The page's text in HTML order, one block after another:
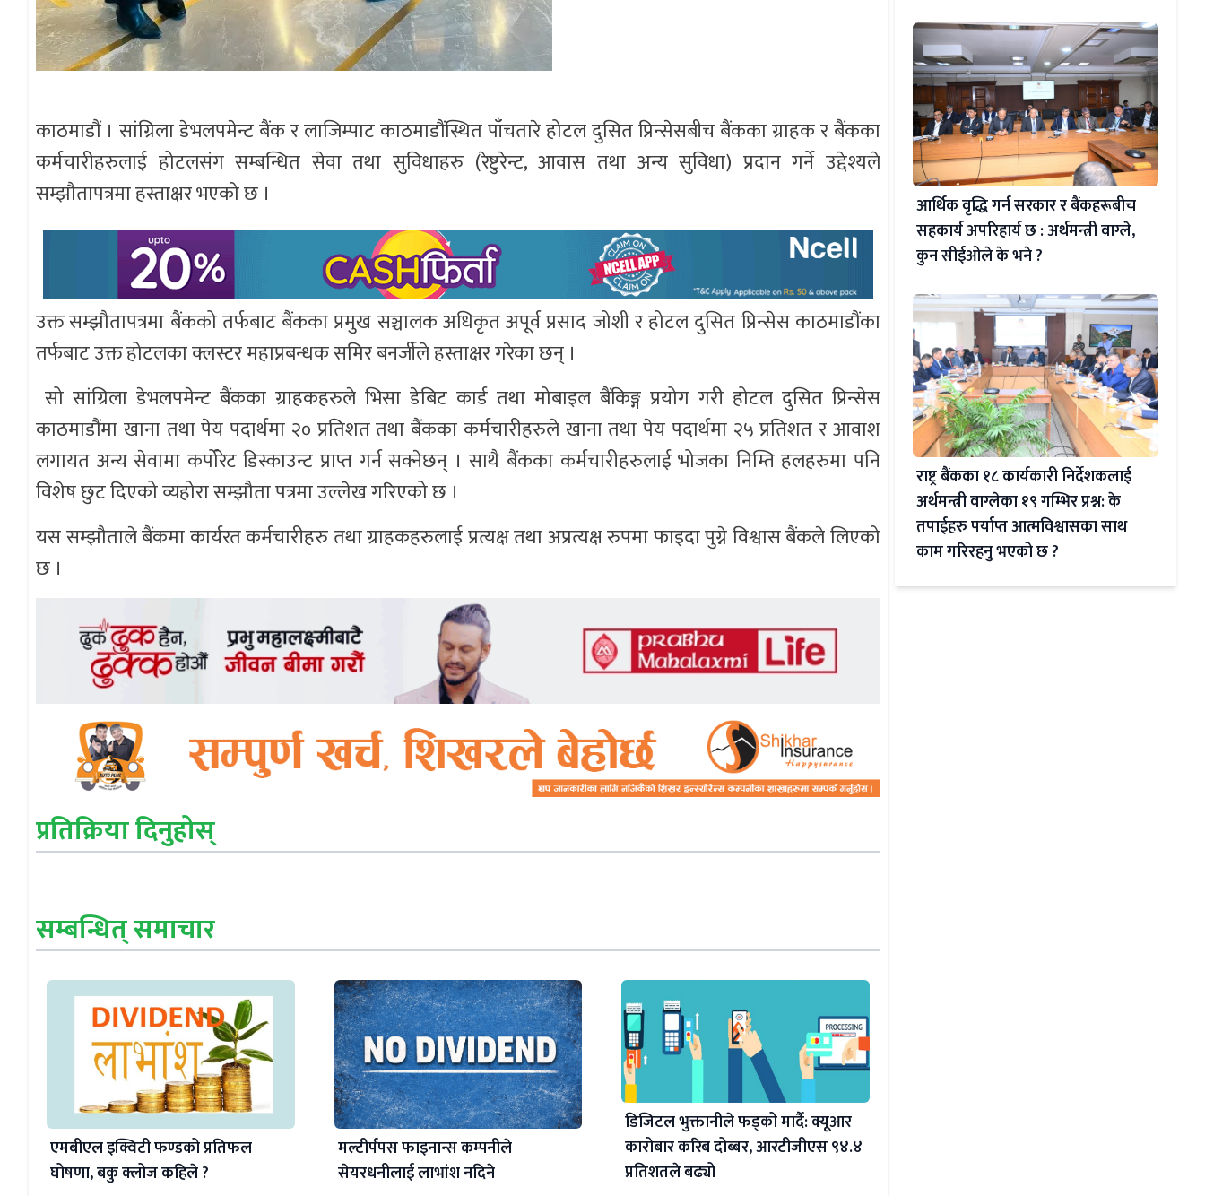
काठमाडौं । सांग्रिला डेभलपमेन्ट बैंक र लाजिम्पाट काठमाडौंस्थित पाँचतारे होटल दुसित प्रिन्सेसबीच बैंकका ग्राहक र बैंकका
कर्मचारीहरुलाई होटलसंग सम्बन्धित सेवा तथा सुविधाहरु (रेष्टुरेन्ट, आवास तथा अन्य सुविधा) प्रदान गर्ने उद्देश्यले
सम्झौतापत्रमा हस्ताक्षर भएको छ ।
उक्त सम्झौतापत्रमा बैंकको तर्फबाट बैंकका प्रमुख सञ्चालक अधिकृत अपूर्व प्रसाद जोशी र होटल दुसित प्रिन्सेस काठमाडौंका
तर्फबाट उक्त होटलका क्लस्टर महाप्रबन्धक समिर बनर्जीले हस्ताक्षर गरेका छन् ।
सो सांग्रिला डेभलपमेन्ट बैंकका ग्राहकहरुले भिसा डेबिट कार्ड तथा मोबाइल बैंकिङ्ग प्रयोग गरी होटल दुसित प्रिन्सेस
काठमाडौंमा खाना तथा पेय पदार्थमा २० प्रतिशत तथा बैंकका कर्मचारीहरुले खाना तथा पेय पदार्थमा २५ प्रतिशत र आवाश
लगायत अन्य सेवामा कर्पोरेट डिस्काउन्ट प्राप्त गर्न सक्नेछन् । साथै बैंकका कर्मचारीहरुलाई भोजका निम्ति हलहरुमा पनि
विशेष छुट दिएको व्यहोरा सम्झौता पत्रमा उल्लेख गरिएको छ ।
यस सम्झौताले बैंकमा कार्यरत कर्मचारीहरु तथा ग्राहकहरुलाई प्रत्यक्ष तथा अप्रत्यक्ष रुपमा फाइदा पुग्ने विश्वास बैंकले लिएको
छ ।
प्रतिक्रिया दिनुहोस्
सम्बन्धित् समाचार
एमबीएल इक्विटी फण्डको प्रतिफल
घोषणा, बकु क्लोज कहिले ?
मल्टीर्पपस फाइनान्स कम्पनीले
सेयरधनीलाई लाभांश नदिने
डिजिटल भुक्तानीले फड्को मार्दै: क्यूआर
कारोबार करिब दोब्बर, आरटीजीएस ९४.४
प्रतिशतले बढ्यो
आर्थिक वृद्धि गर्न सरकार र बैंकहरूबीच
सहकार्य अपरिहार्य छ : अर्थमन्त्री वाग्ले,
कुन सीईओले के भने ?
राष्ट्र बैंकका १८ कार्यकारी निर्देशकलाई
अर्थमन्त्री वाग्लेका १९ गम्भिर प्रश्न: के
तपाईहरु पर्याप्त आत्मविश्वासका साथ
काम गरिरहनु भएको छ ?